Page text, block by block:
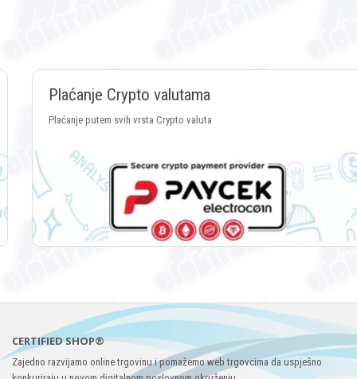
Plaćanje Crypto valutama
Plaćanje putem svih vrsta Crypto valuta
CERTIFIED SHOP®
Zajedno razvijamo online trgovinu i pomažemo web trgovcima da uspješno